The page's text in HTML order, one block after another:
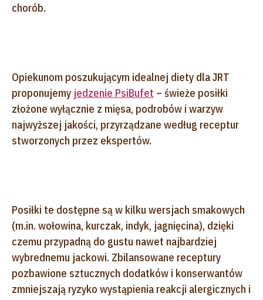
chorób.
Opiekunom poszukującym idealnej diety dla JRT
proponujemy jedzenie PsiBufet – świeże posiłki
złożone wyłącznie z mięsa, podrobów i warzyw
najwyższej jakości, przyrządzane według receptur
stworzonych przez ekspertów.
Posiłki te dostępne są w kilku wersjach smakowych
(m.in. wołowina, kurczak, indyk, jagnięcina), dzięki
czemu przypadną do gustu nawet najbardziej
wybrednemu jackowi. Zbilansowane receptury
pozbawione sztucznych dodatków i konserwantów
zmniejszają ryzyko wystąpienia reakcji alergicznych i